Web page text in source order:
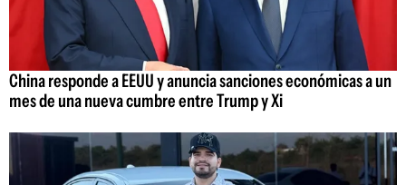
China responde a EEUU y anuncia sanciones económicas a un
mes de una nueva cumbre entre Trump y Xi